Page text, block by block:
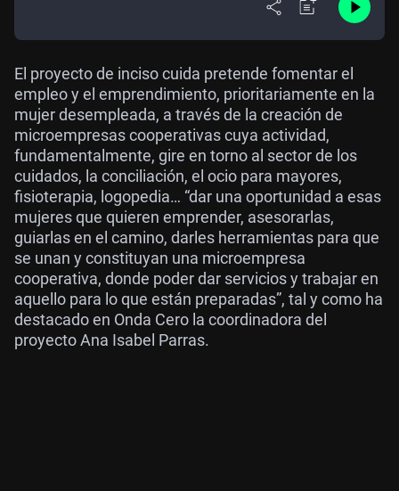
El proyecto de inciso cuida pretende fomentar el
empleo y el emprendimiento, prioritariamente en la
mujer desempleada, a través de la creación de
microempresas cooperativas cuya actividad,
fundamentalmente, gire en torno al sector de los
cuidados, la conciliación, el ocio para mayores,
fisioterapia, logopedia… “dar una oportunidad a esas
mujeres que quieren emprender, asesorarlas,
guiarlas en el camino, darles herramientas para que
se unan y constituyan una microempresa
cooperativa, donde poder dar servicios y trabajar en
aquello para lo que están preparadas”, tal y como ha
destacado en Onda Cero la coordinadora del
proyecto Ana Isabel Parras.